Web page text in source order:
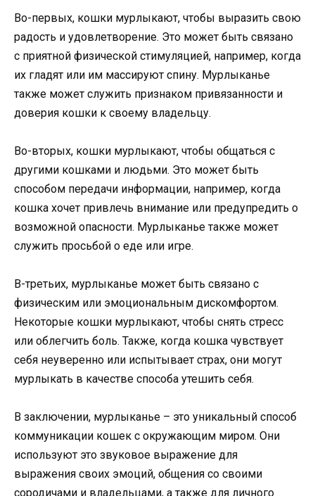
Во-первых, кошки мурлыкают, чтобы выразить свою
радость и удовлетворение. Это может быть связано
с приятной физической стимуляцией, например, когда
их гладят или им массируют спину. Мурлыканье
также может служить признаком привязанности и
доверия кошки к своему владельцу.
Во-вторых, кошки мурлыкают, чтобы общаться с
другими кошками и людьми. Это может быть
способом передачи информации, например, когда
кошка хочет привлечь внимание или предупредить о
возможной опасности. Мурлыканье также может
служить просьбой о еде или игре.
В-третьих, мурлыканье может быть связано с
физическим или эмоциональным дискомфортом.
Некоторые кошки мурлыкают, чтобы снять стресс
или облегчить боль. Также, когда кошка чувствует
себя неуверенно или испытывает страх, они могут
мурлыкать в качестве способа утешить себя.
В заключении, мурлыканье – это уникальный способ
коммуникации кошек с окружающим миром. Они
используют это звуковое выражение для
выражения своих эмоций, общения со своими
сородичами и владельцами, а также для личного